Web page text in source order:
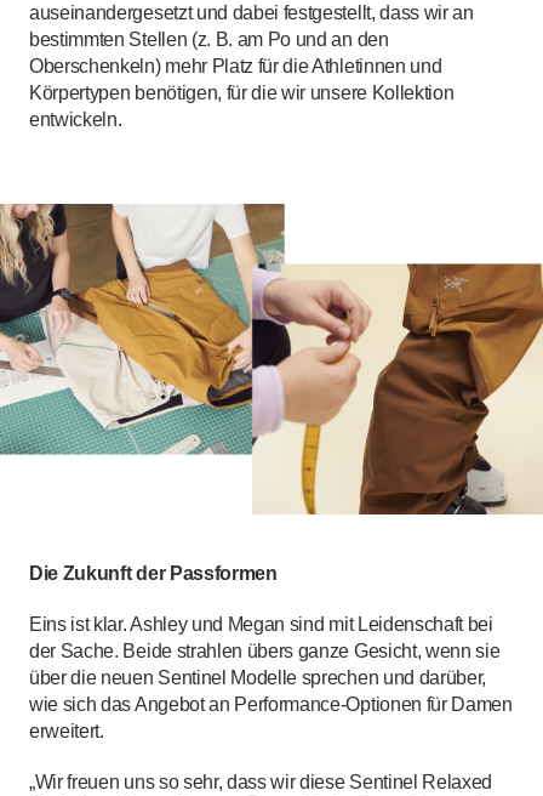
auseinandergesetzt und dabei festgestellt, dass wir an
bestimmten Stellen (z. B. am Po und an den
Oberschenkeln) mehr Platz für die Athletinnen und
Körpertypen benötigen, für die wir unsere Kollektion
entwickeln.
Die Zukunft der Passformen
Eins ist klar. Ashley und Megan sind mit Leidenschaft bei
der Sache. Beide strahlen übers ganze Gesicht, wenn sie
über die neuen Sentinel Modelle sprechen und darüber,
wie sich das Angebot an Performance-Optionen für Damen
erweitert.
„Wir freuen uns so sehr, dass wir diese Sentinel Relaxed